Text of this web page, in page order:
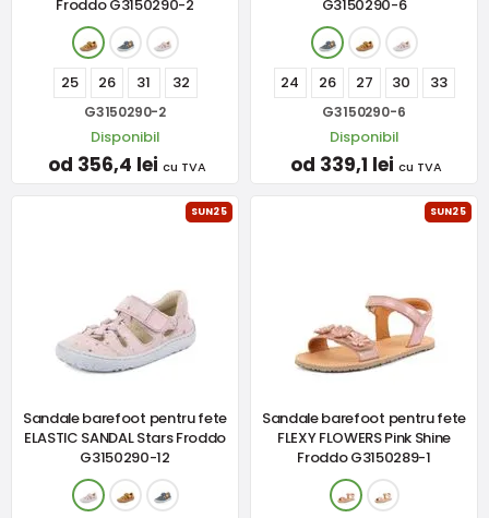
Froddo G3150290-2
25 26 31 32
G3150290-2
Disponibil
od 356,4 lei cu TVA
G3150290-6
24 26 27 30 33
G3150290-6
Disponibil
od 339,1 lei cu TVA
SUN25
Sandale barefoot pentru fete
ELASTIC SANDAL Stars Froddo
G3150290-12
SUN25
Sandale barefoot pentru fete
FLEXY FLOWERS Pink Shine
Froddo G3150289-1